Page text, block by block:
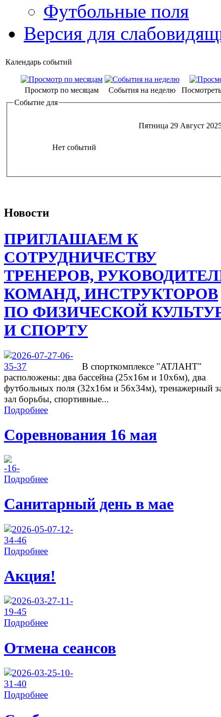
Футбольные поля
Версия для
Календарь событий
Просмотр по месяцам События на неделю
Событие для
Пятница 29 Август
Нет событий
Новости
ПРИГЛАШАЕМ К
СОТРУДНИЧЕСТВУ
ТРЕНЕРОВ,
КОМАНД, ИНСТРУКТОРОВ
ПО ФИЗИЧЕСКОЙ
И СПОРТУ
В спорткомплексе "АТЛАНТ"
расположены: два бассейна (25х16м и 10х6м), два
футбольных поля (32х16м и 56х34м), тренажерный
зал борьбы, спортивные...
Подробнее
Соревнования 16 мая
Подробнее
Санитарный день в мае
Подробнее
Акция!
Подробнее
Отмена сеансов
Подробнее